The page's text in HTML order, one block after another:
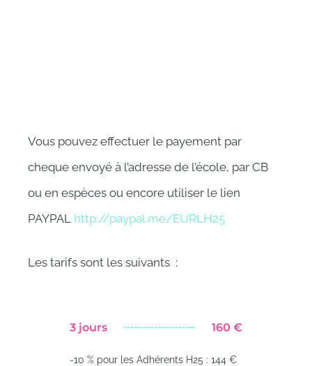
Vous pouvez effectuer le payement par
cheque envoyé à l’adresse de l’école, par CB
ou en espèces ou encore utiliser le lien
PAYPAL http://paypal.me/EURLH25
Les tarifs sont les suivants :
3 jours 160 €
-10 % pour les Adhérents H25 : 144 €